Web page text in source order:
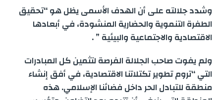
وشدد جلالته على أن الهدف الأسمى يظل هو “تحقيق
الطفرة التنموية والحضارية المنشودة، في أبعادها
الاقتصادية والاجتماعية والبيئية ” .
ولم يفوت صاحب الجلالة الفرصة لتثمين كل المبادرات
التي “تروم تطوير تكتلاتنا الاقتصادية، في أفق إنشاء
منطقة للتبادل الحر داخل فضائنا الإسلامي. هذه